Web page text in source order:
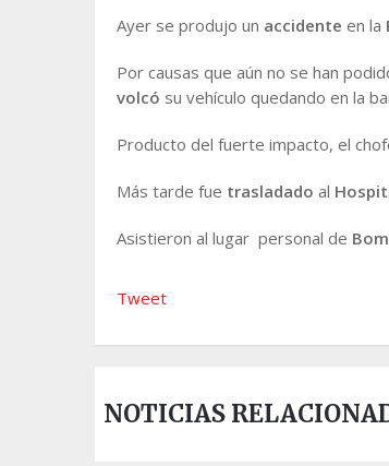
Ayer se produjo un accidente en la
Por causas que aún no se han
volcó su vehículo quedando en la
Producto del fuerte impacto, el
Más tarde fue trasladado al
Asistieron al lugar personal de
Tweet
NOTICIAS